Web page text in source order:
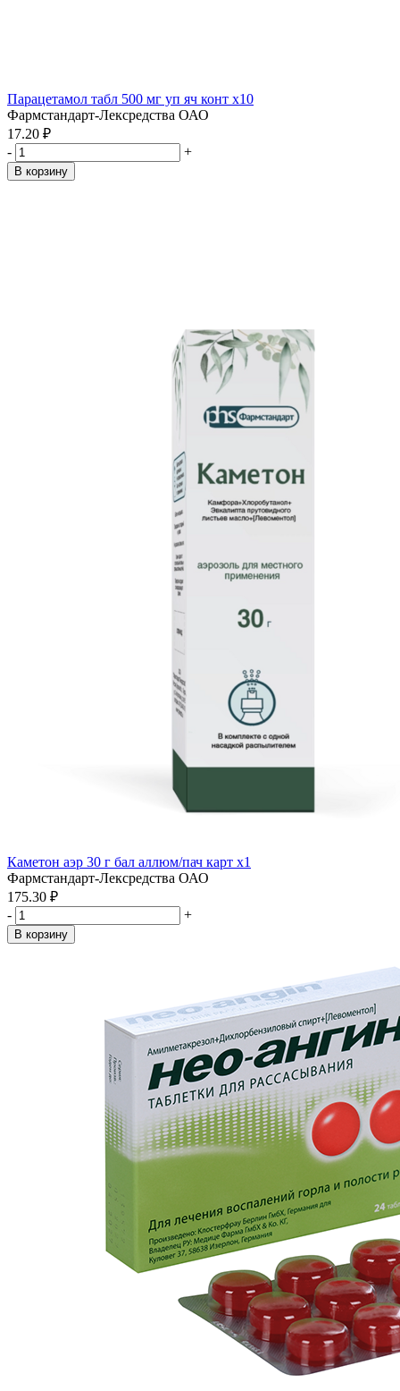
Парацетамол табл 500 мг уп яч конт x10
Фармстандарт-Лексредства ОАО
17.20 ₽
-
+
В корзину
Каметон аэр 30 г бал аллюм/пач карт x1
Фармстандарт-Лексредства ОАО
175.30 ₽
-
+
В корзину